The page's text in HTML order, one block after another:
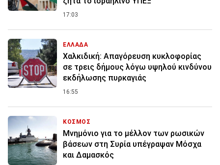
17:03
ΕΛΛΑΔΑ
Χαλκιδική: Απαγόρευση κυκλοφορίας
σε τρεις δήμους λόγω υψηλού κινδύνου
εκδήλωσης πυρκαγιάς
16:55
ΚΟΣΜΟΣ
Μνημόνιο για το μέλλον των ρωσικών
βάσεων στη Συρία υπέγραψαν Μόσχα
και Δαμασκός